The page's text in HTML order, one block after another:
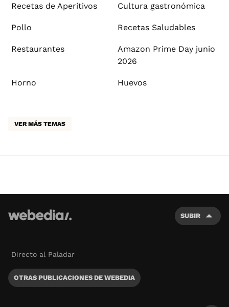
Recetas de Aperitivos Cultura gastronómica
Pollo Recetas Saludables
Restaurantes
Amazon Prime Day junio
2026
Horno Huevos
VER MÁS TEMAS
SUBIR
Directo al Paladar
OTRAS PUBLICACIONES DE WEBEDIA